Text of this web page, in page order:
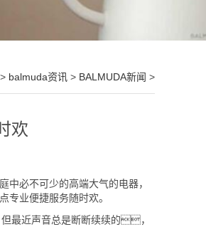
> balmuda资讯 > BALMUDA新闻 >
欢
中必不可少的高端大气的电器，
专业便捷服务随时欢。
近声音总是断断续续的，